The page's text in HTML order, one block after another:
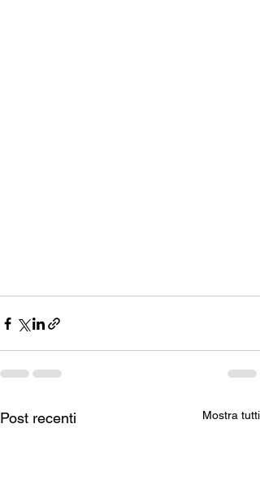
Post recenti Mostra tutti